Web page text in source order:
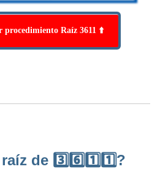
procedimiento Raíz 3611 ⬆️
de 3️⃣6️⃣1️⃣1️⃣?